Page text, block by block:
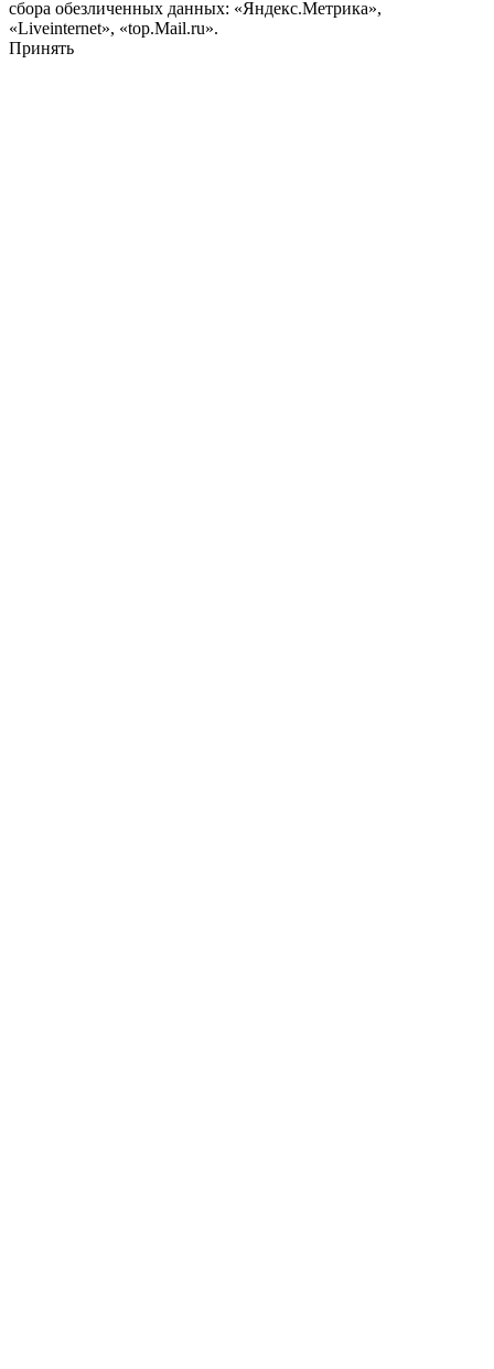
сбора обезличенных данных: «Яндекс.Метрика»,
«Liveinternet», «top.Mail.ru».
Принять